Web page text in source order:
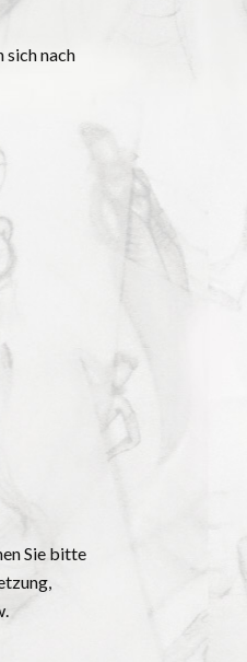
sich nach
Sie bitte